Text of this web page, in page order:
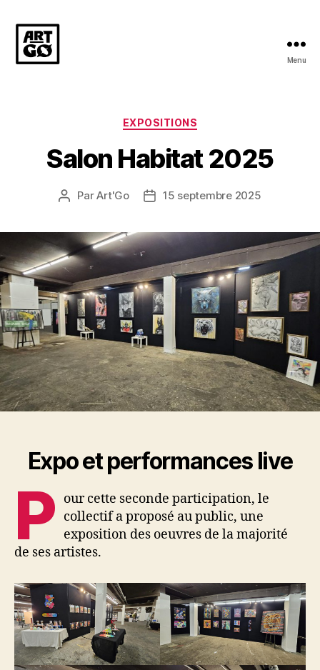
Menu
Catégories
EXPOSITIONS
Salon Habitat 2025
Auteur
ParArt'Go
Date15 septembre 2025
Expo et performances live
P our cette seconde participation, le
collectif a proposé au public, une
exposition des oeuvres de la majorité
de ses artistes.